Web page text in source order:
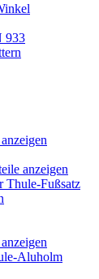
933
anzeigen
Thule-Fußsatz
Aluholm